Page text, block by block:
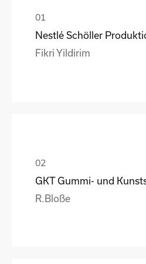
Nestlé Schöller
Fikri Yildirim
R.Bloße